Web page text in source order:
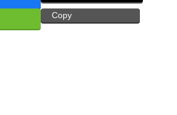
Copy